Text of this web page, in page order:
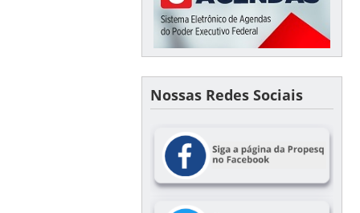
Nossas Redes Sociais